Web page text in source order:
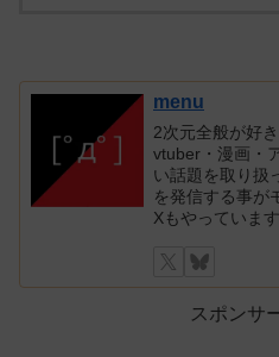
menu
2次元全般が好
vtuber・漫画・
い話題を取り扱
を発信する事が
Xもやっていま
スポンサ